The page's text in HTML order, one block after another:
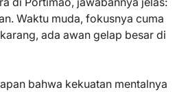
Waktu muda, fokusnya cuma
ada awan gelap besar di
bahwa kekuatan mentalnya